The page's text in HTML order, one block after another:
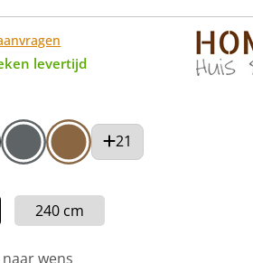
levertijd
21
240 cm
wens